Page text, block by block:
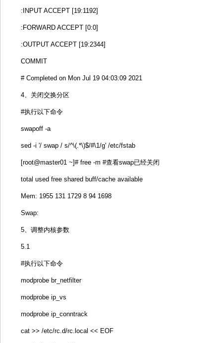
:INPUT ACCEPT [19:1192]
:FORWARD ACCEPT [0:0]
:OUTPUT ACCEPT [19:2344]
COMMIT
# Completed on Mon Jul 19 04:03:09 2021
4、关闭交换分区
#执行以下命令
swapoff -a
sed -i '/ swap / s/^\(.*\)$/#\1/g' /etc/fstab
[root@master01 ~]# free -m #查看swap已经关闭
total used free shared buff/cache available
Mem: 1955 131 1729 8 94 1698
Swap:
5、调整内核参数
5.1
#执行以下命令
modprobe br_netfilter
modprobe ip_vs
modprobe ip_conntrack
cat >> /etc/rc.d/rc.local << EOF